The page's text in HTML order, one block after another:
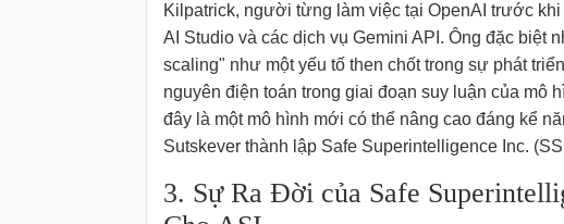
Kilpatrick, người từng làm việc tại OpenAI trước
AI Studio và các dịch vụ Gemini API. Ông đặc biệt
scaling" như một yếu tố then chốt trong sự phát
nguyên điện toán trong giai đoạn suy luận của mô
đây là một mô hình mới có thể nâng cao đáng kể
Sutskever thành lập Safe Superintelligence Inc.
3. Sự Ra Đời của Safe